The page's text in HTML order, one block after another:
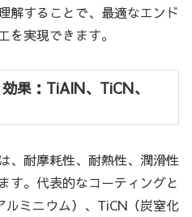
解することで、最適なエンド
を実現できます。
果：TiAlN、TiCN、
、耐摩耗性、耐熱性、潤滑性
す。代表的なコーティングと
ミニウム）、TiCN（炭窒化